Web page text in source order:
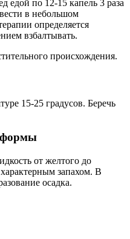
едой по 12-15 капель 3 раза
в небольшом
определяется
взбалтывать.
происхождения.
15-25 градусов. Беречь
формы
от желтого до
запахом. В
осадка.